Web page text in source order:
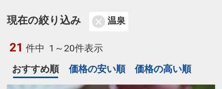
現在の絞り込み 温泉
21 件中 1～20件表示
おすすめ順
価格の安い順 価格の高い順